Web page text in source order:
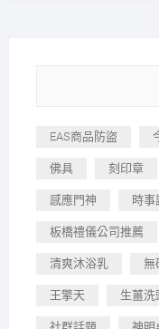
EAS商品防盜
佛具 刻印章
感應門神 時事
板橋禮儀公司推薦
清爽沐浴乳 無
王擎天 生薑洗